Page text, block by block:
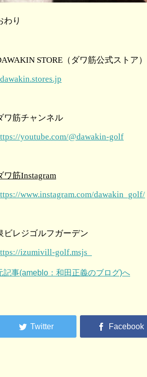
わり
STORE （ダワ筋公式ストア）
dawakin.stores.jp
ワ筋チャンネル
youtube.com/@dawakin-golf
ワ筋Instagram
www.instagram.com/dawakin_golf/
ビレジゴルフガーデン
izumivill-golf.msjs
記事(ameblo：和田正義のブログ)へ